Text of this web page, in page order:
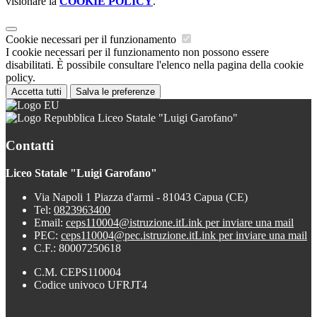
Cookie necessari per il funzionamento
I cookie necessari per il funzionamento non possono essere
disabilitati. È possibile consultare l'elenco nella pagina della cookie
policy.
Accetta tutti Salva le preferenze
Liceo Statale "Luigi Garofano"
Contatti
Liceo Statale "Luigi Garofano"
Via Napoli 1 Piazza d'armi - 81043 Capua (CE)
Tel: 0823963400
Email: ceps110004@istruzione.itLink per inviare una mail
PEC: ceps110004@pec.istruzione.itLink per inviare una mail
C.F.: 80007250618
C.M. CEPS110004
Codice univoco UFRJT4